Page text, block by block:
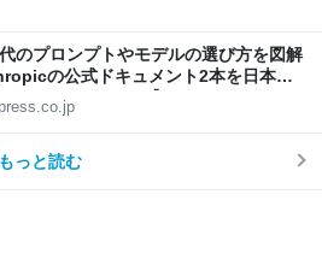
のプロンプトやモデルの選び方を図解
の公式ドキュメント2本を日本語
スターガイド』【Book Watch/ニュ
っと読む